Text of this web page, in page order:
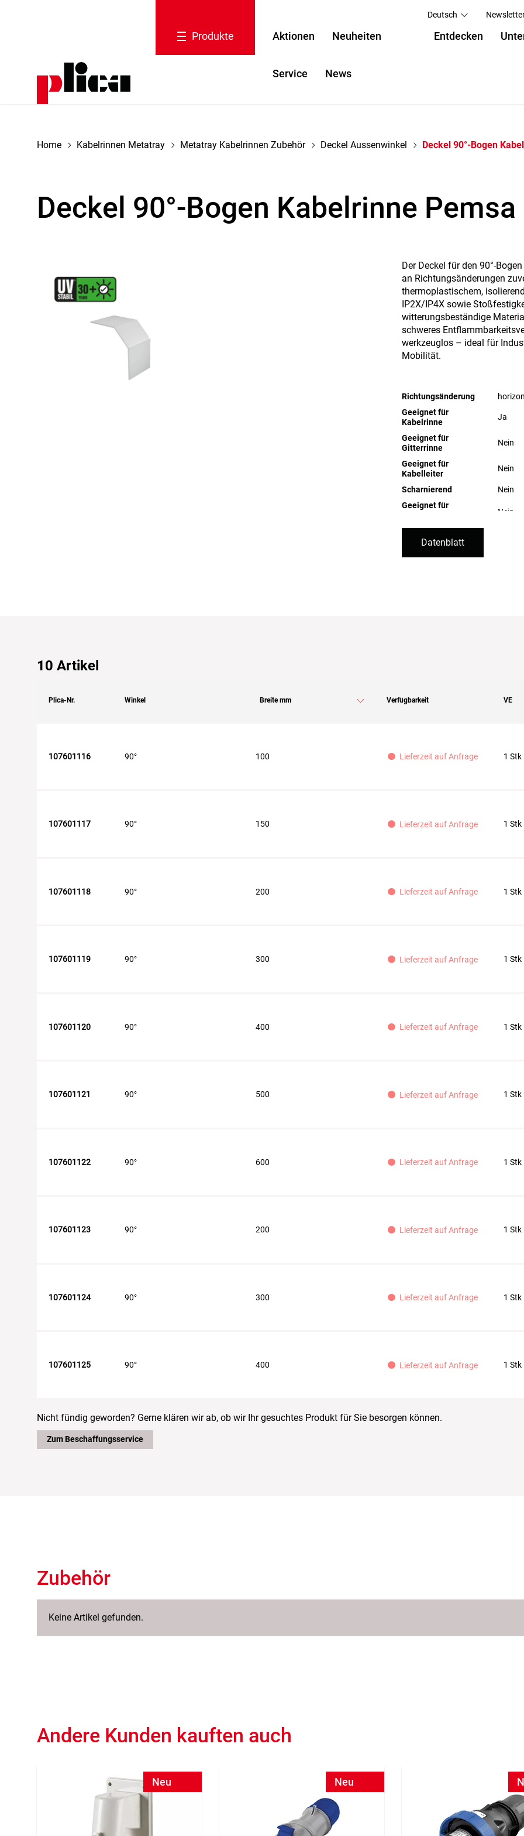
Deutsch
Produkte Aktionen Neuheiten Entdecken
Service News
Home Kabelrinnen Metatray Metatray Kabelrinnen Zubehör Deckel Aussenwinkel Deckel 90°-Bogen
Deckel 90°-Bogen Kabelrinne
Der Deckel für den 90°-
an Richtungsänderungen
thermoplastischem,
IP2X/IP4X sowie
witterungsbeständige
schweres
werkzeuglos – ideal für
Mobilität.
Richtungsänderung
Geeignet für
Kabelrinne
Ja
Geeignet für
Gitterrinne
Nein
Geeignet für
Kabelleiter
Nein
Scharnierend
Nein
Geeignet für
Datenblatt
10 Artikel
Plica-Nr. Winkel Breite mm Verfügbarkeit VE
107601116 90° 100 Lieferzeit auf Anfrage 1 Stk
107601117 90° 150 Lieferzeit auf Anfrage 1 Stk
107601118 90° 200 Lieferzeit auf Anfrage 1 Stk
107601119 90° 300 Lieferzeit auf Anfrage 1 Stk
107601120 90° 400 Lieferzeit auf Anfrage 1 Stk
107601121 90° 500 Lieferzeit auf Anfrage 1 Stk
107601122 90° 600 Lieferzeit auf Anfrage 1 Stk
107601123 90° 200 Lieferzeit auf Anfrage 1 Stk
107601124 90° 300 Lieferzeit auf Anfrage 1 Stk
107601125 90° 400 Lieferzeit auf Anfrage 1 Stk
Nicht fündig geworden? Gerne klären wir ab, ob wir Ihr gesuchtes Produkt für Sie besorgen können.
Zum Beschaffungsservice
Zubehör
Keine Artikel gefunden.
Andere Kunden kauften auch
Neu Neu